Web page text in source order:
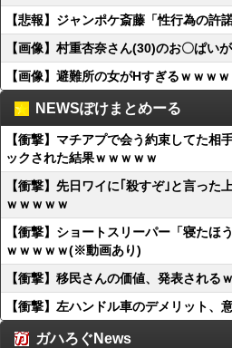
【悲報】ジャンポケ斎藤「性行為の許
【画像】村重杏奈さん(30)のお〇ぱ
【画像】避難所の女がHすぎるｗｗｗｗ
NEWSぽけまとめーる
【衝撃】マチアプで会う約束してた相
ックされた結果ｗｗｗｗｗ
【衝撃】先日ワイに｢殺すぞ｣と言った
ｗｗｗｗｗ
【衝撃】ショートスリーパー「寝たほ
ｗｗｗｗｗ(※動画あり)
【衝撃】移民さんの価値、発表され
【衝撃】左ハンドル車のデメリット、
ガハろぐNews